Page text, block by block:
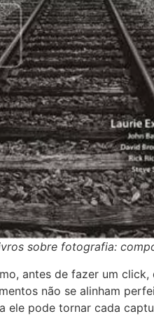
sobre fotografia:
antes de fazer um
não se alinham
ele pode tornar cada